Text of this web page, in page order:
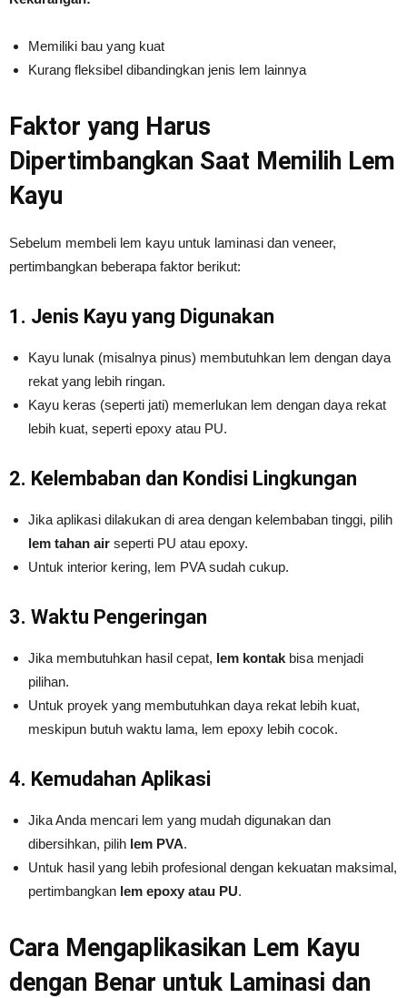
Memiliki bau yang kuat
Kurang fleksibel dibandingkan jenis lem lainnya
Faktor yang Harus
Dipertimbangkan Saat Memilih Lem
Kayu
Sebelum membeli lem kayu untuk laminasi dan veneer,
pertimbangkan beberapa faktor berikut:
1. Jenis Kayu yang Digunakan
Kayu lunak (misalnya pinus) membutuhkan lem dengan daya
rekat yang lebih ringan.
Kayu keras (seperti jati) memerlukan lem dengan daya rekat
lebih kuat, seperti epoxy atau PU.
2. Kelembaban dan Kondisi Lingkungan
Jika aplikasi dilakukan di area dengan kelembaban tinggi, pilih
lem tahan air seperti PU atau epoxy.
Untuk interior kering, lem PVA sudah cukup.
3. Waktu Pengeringan
Jika membutuhkan hasil cepat, lem kontak bisa menjadi
pilihan.
Untuk proyek yang membutuhkan daya rekat lebih kuat,
meskipun butuh waktu lama, lem epoxy lebih cocok.
4. Kemudahan Aplikasi
Jika Anda mencari lem yang mudah digunakan dan
dibersihkan, pilih lem PVA.
Untuk hasil yang lebih profesional dengan kekuatan maksimal,
pertimbangkan lem epoxy atau PU.
Cara Mengaplikasikan Lem Kayu
dengan Benar untuk Laminasi dan